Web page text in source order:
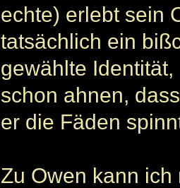
echte) erlebt sein
tatsächlich ein
gewählte
schon ahnen,
er die Fäden
Zu Owen kann